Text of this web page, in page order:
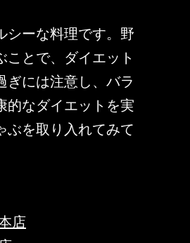
シーな料理です。野
とで、ダイエット
ぎには注意し、バラ
的なダイエットを実
ぶを取り入れてみて
店